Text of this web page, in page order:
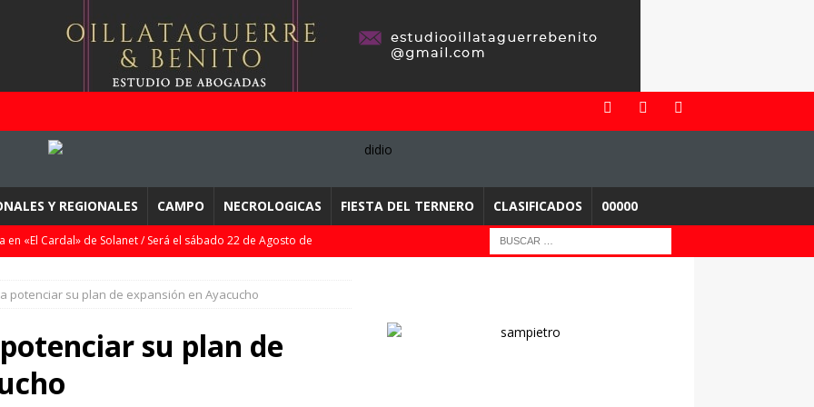
Y REGIONALES CAMPO NECROLOGICAS FIESTA DEL TERNERO CLASIFICADOS 00000
en «El Cardal» de Solanet / Será el sábado 22 de Agosto de
de pagos de los peajes de la ruta 226 a MdP y El Dorado
DESTACADOS
la 2da fecha del Clausura de la LPF / Resultados, tablas, y
DEPORTES
potenciar su plan de expansión en Ayacucho
su plan de